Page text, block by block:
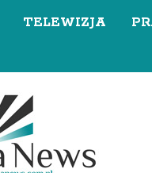
TELEWIZJA